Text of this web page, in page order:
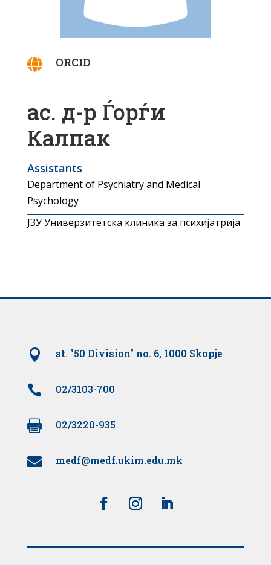
 ORCID
ас. д-р Ѓорѓи
Калпак
Assistants
Department of Psychiatry and Medical
Psychology
ЈЗУ Универзитетска клиника за психијатрија
 st. "50 Division" no. 6, 1000 Skopje
 02/3103-700
 02/3220-935
 medf@medf.ukim.edu.mk